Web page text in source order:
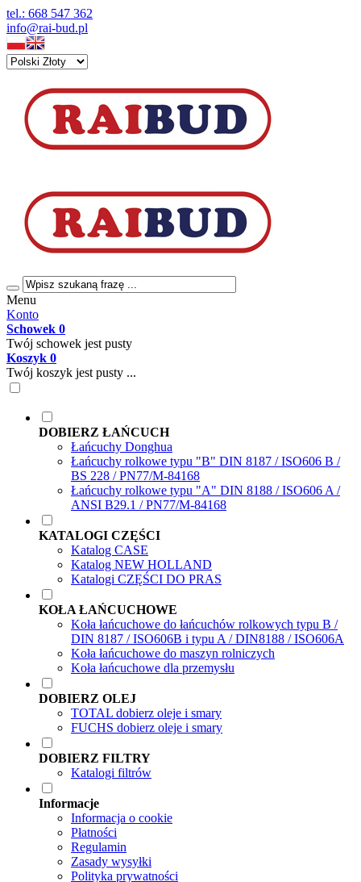
tel.: 668 547 362
info@rai-bud.pl
Menu
Konto
Schowek 0
Twój schowek jest pusty
Koszyk 0
Twój koszyk jest pusty ...
DOBIERZ ŁAŃCUCH
Łańcuchy Donghua
Łańcuchy rolkowe typu "B" DIN 8187 / ISO606 B /
BS 228 / PN77/M-84168
Łańcuchy rolkowe typu "A" DIN 8188 / ISO606 A /
ANSI B29.1 / PN77/M-84168
KATALOGI CZĘŚCI
Katalog CASE
Katalog NEW HOLLAND
Katalogi CZĘŚCI DO PRAS
KOŁA ŁAŃCUCHOWE
Koła łańcuchowe do łańcuchów rolkowych typu B /
DIN 8187 / ISO606B i typu A / DIN8188 / ISO606A
Koła łańcuchowe do maszyn rolniczych
Koła łańcuchowe dla przemysłu
DOBIERZ OLEJ
TOTAL dobierz oleje i smary
FUCHS dobierz oleje i smary
DOBIERZ FILTRY
Katalogi filtrów
Informacje
Informacja o cookie
Płatności
Regulamin
Zasady wysyłki
Polityka prywatności